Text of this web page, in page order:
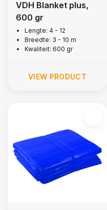
VDH Blanket plus,
600 gr
Lengte: 4 - 12
Breedte: 3 - 10 m
Kwaliteit: 600 gr
VIEW PRODUCT